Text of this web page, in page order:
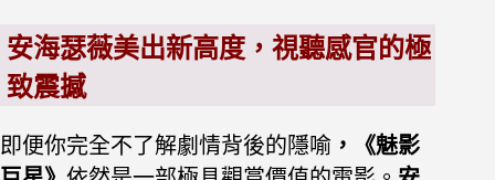
安海瑟薇美出新高度，視聽感官的極
致震撼
即便你完全不了解劇情背後的隱喻 ，《魅影